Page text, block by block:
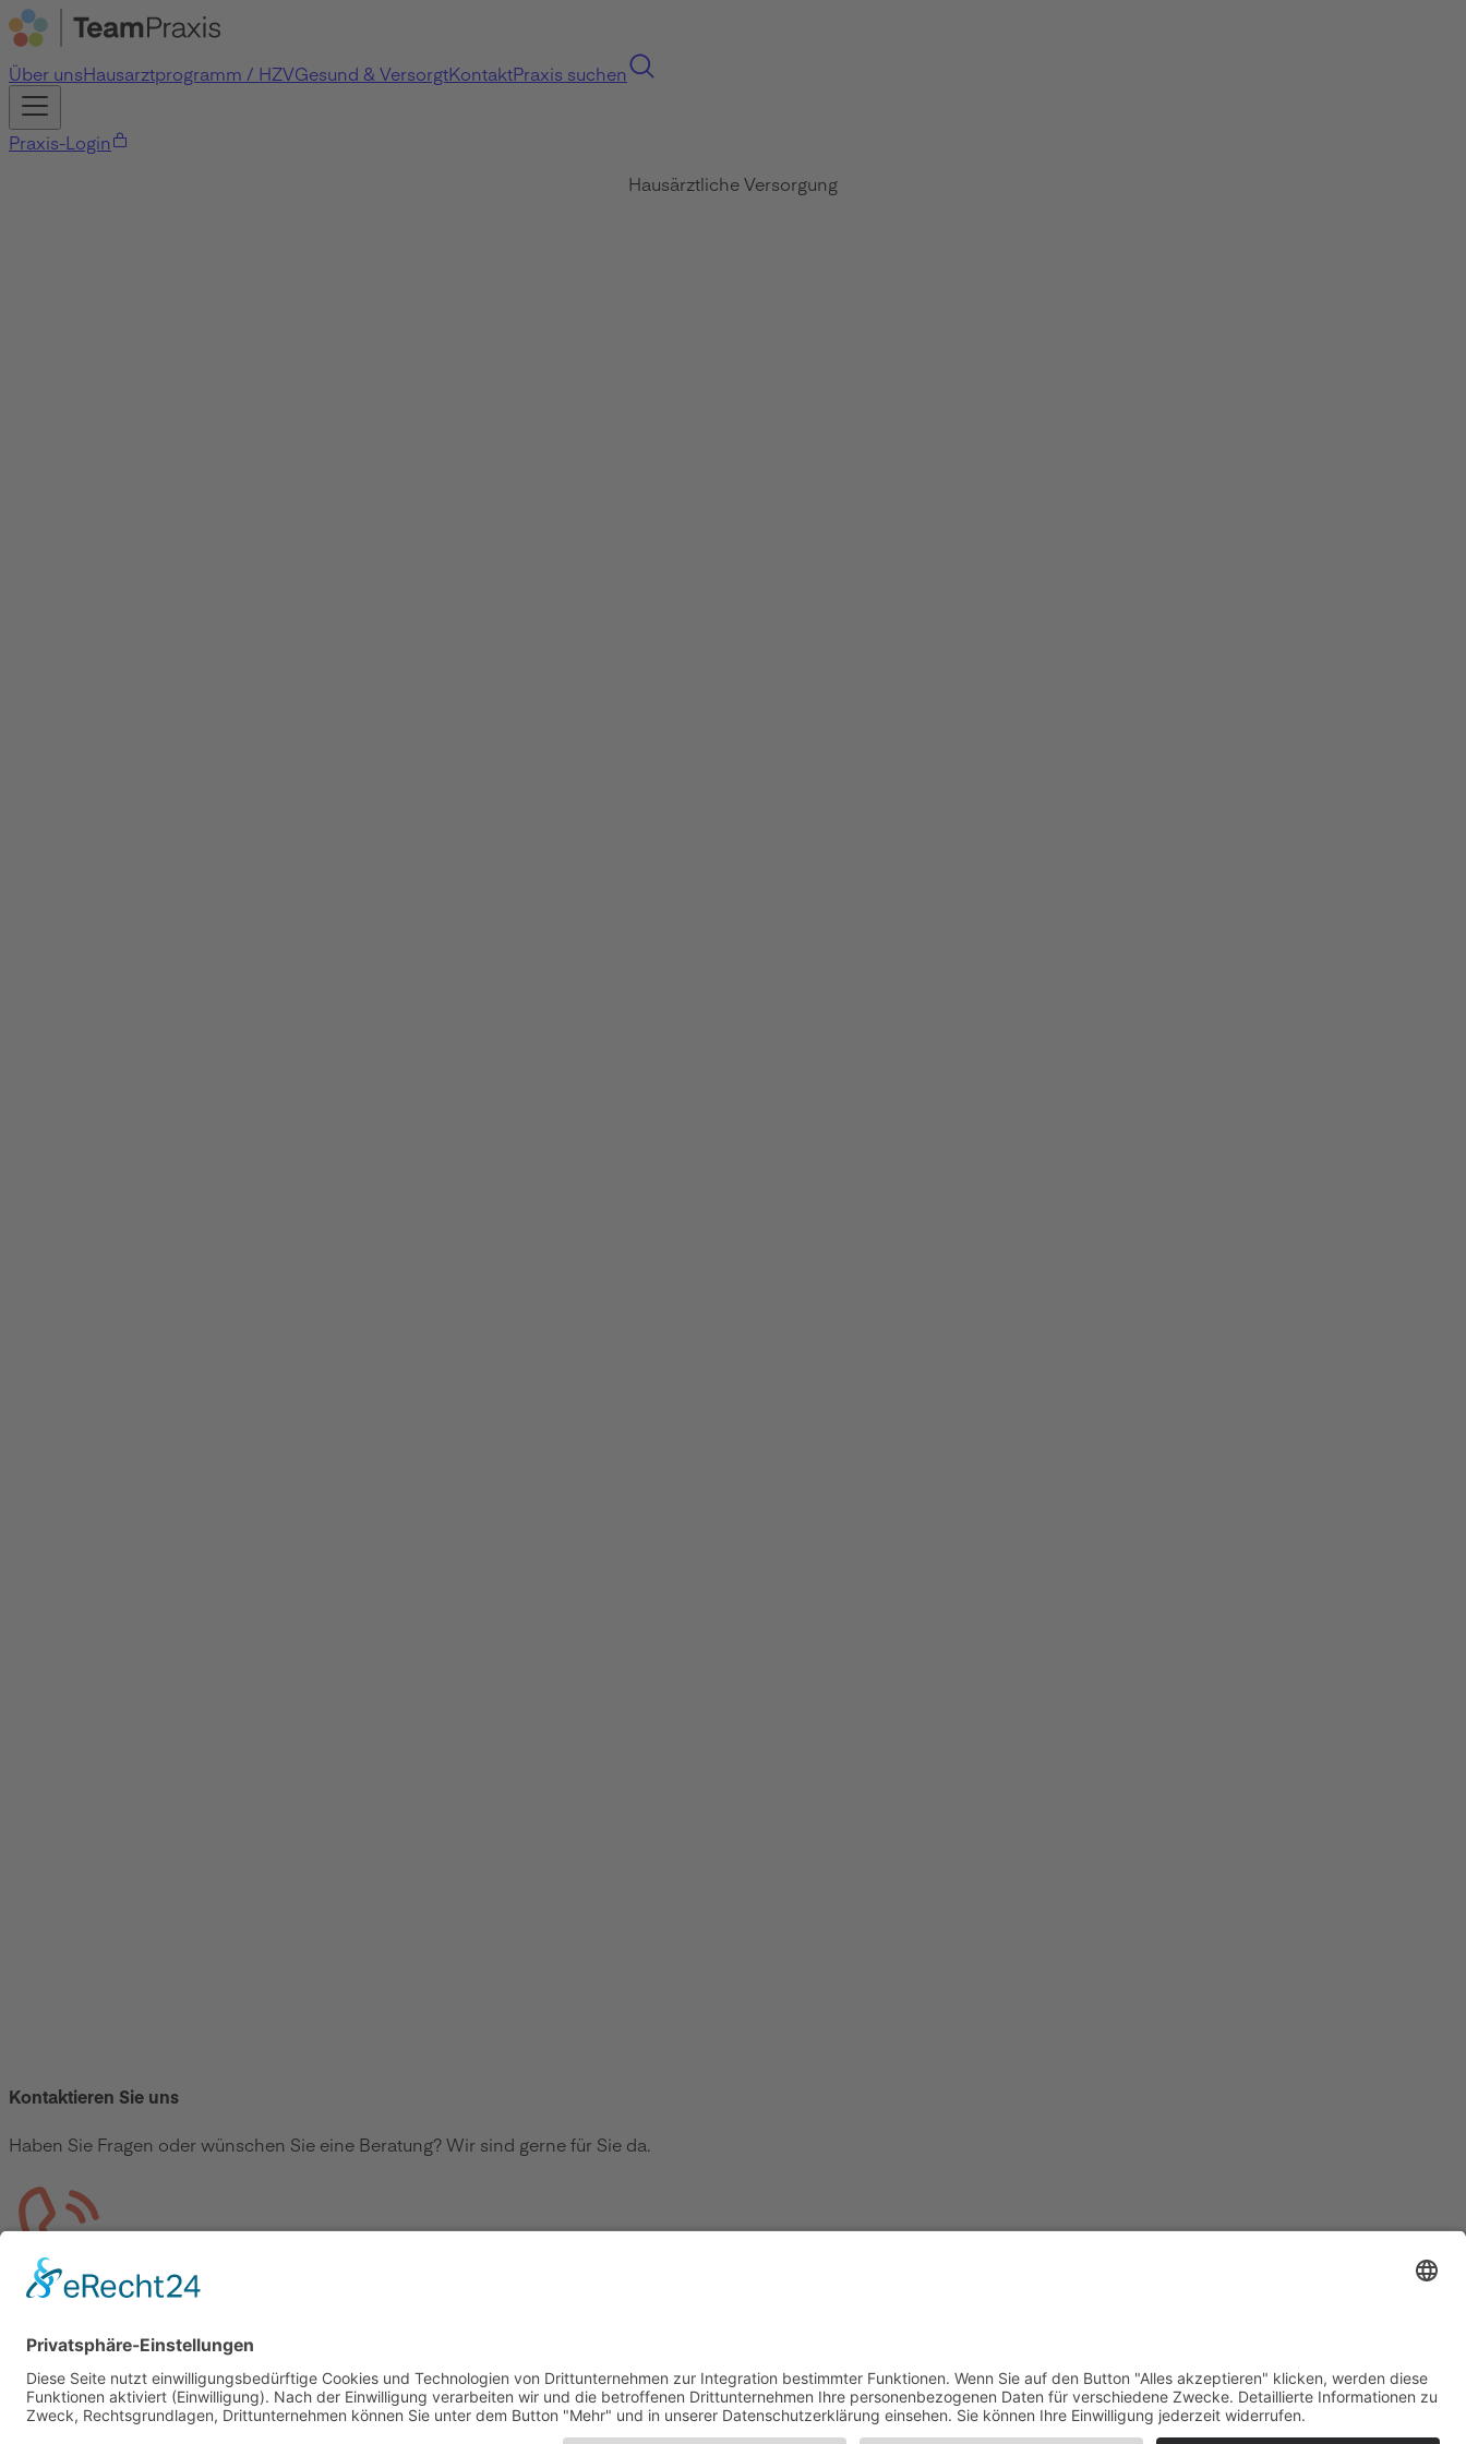
Über unsHausarztprogramm / HZVGesund & VersorgtKontaktPraxis suchen
Praxis-Login
Hausärztliche Versorgung
Kontaktieren Sie uns
Haben Sie Fragen oder wünschen Sie eine Beratung? Wir sind gerne für Sie da.
Jetzt anrufen